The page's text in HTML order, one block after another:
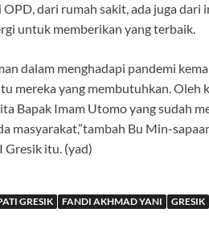
dari rumah sakit, ada juga
untuk memberikan yang terbaik.
dalam menghadapi pandemi
mereka yang membutuhkan. Oleh
Bapak Imam Utomo yang sudah
masyarakat,”tambah Bu Min-
itu. (yad)
GRESIK FANDI AKHMAD YANI GRESIK